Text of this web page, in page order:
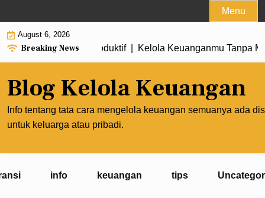
to
content
Menu
August 6, 2026
Breaking News
Lebih Produktif |Kelola Keuanganmu Tanpa
Blog Kelola Keuangan
Info tentang tata cara mengelola keuangan semuanya ada
untuk keluarga atau pribadi.
info keuangan tips